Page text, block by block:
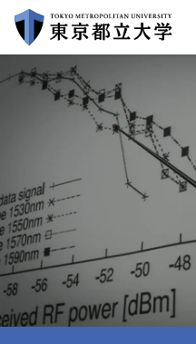
イ
コ
ス
キ
ッ
プ
グローバルメニューにスキップ